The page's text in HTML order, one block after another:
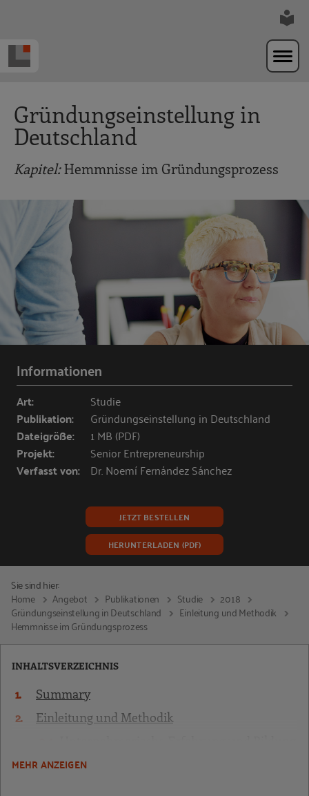
Gründungseinstellung in
Deutschland
Kapitel:Hemmnisse im Gründungsprozess
Informationen
Art: Studie
Publikation: Gründungseinstellung in Deutschland
Dateigröße: 1 MB (PDF)
Projekt: Senior Entrepreneurship
Verfasst von: Dr. Noemí Fernández Sánchez
JETZT BESTELLEN
HERUNTERLADEN (PDF)
Sie sind hier:
Home
Angebot Publikationen Studie
2018
Gründungseinstellung in Deutschland
Einleitung und Methodik
Hemmnisse im Gründungsprozess
INHALTSVERZEICHNIS
Summary
Einleitung und Methodik
der Befragten
MEHR ANZEIGEN